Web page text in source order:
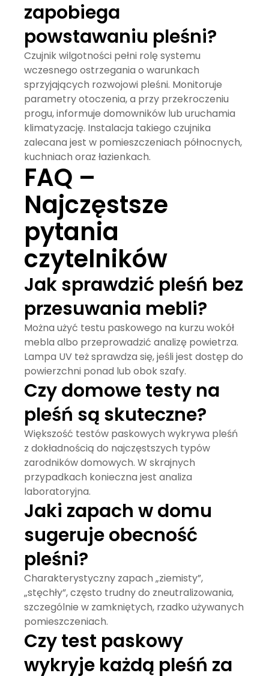
zapobiega
powstawaniu pleśni?
Czujnik wilgotności pełni rolę systemu
wczesnego ostrzegania o warunkach
sprzyjających rozwojowi pleśni. Monitoruje
parametry otoczenia, a przy przekroczeniu
progu, informuje domowników lub uruchamia
klimatyzację. Instalacja takiego czujnika
zalecana jest w pomieszczeniach północnych,
kuchniach oraz łazienkach.
FAQ –
Najczęstsze
pytania
czytelników
Jak sprawdzić pleśń bez
przesuwania mebli?
Można użyć testu paskowego na kurzu wokół
mebla albo przeprowadzić analizę powietrza.
Lampa UV też sprawdza się, jeśli jest dostęp do
powierzchni ponad lub obok szafy.
Czy domowe testy na
pleśń są skuteczne?
Większość testów paskowych wykrywa pleśń
z dokładnością do najczęstszych typów
zarodników domowych. W skrajnych
przypadkach konieczna jest analiza
laboratoryjna.
Jaki zapach w domu
sugeruje obecność
pleśni?
Charakterystyczny zapach „ziemisty”,
„stęchły”, często trudny do zneutralizowania,
szczególnie w zamkniętych, rzadko używanych
pomieszczeniach.
Czy test paskowy
wykryje każdą pleśń za